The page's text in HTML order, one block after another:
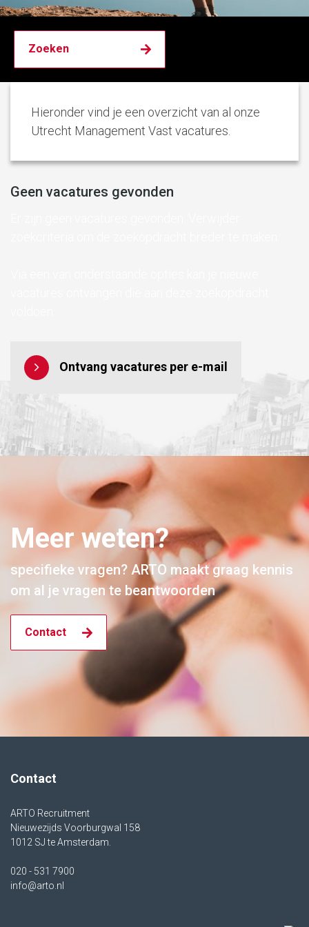
Hieronder vind je een overzicht van al onze
Utrecht Management Vast vacatures.
Geen vacatures gevonden
Ontvang vacatures per e-mail
Meer weten?
specifieke vragen? ARTO maakt graag kennis
om al je vragen te beantwoorden
Contact
Contact
ARTO Recruitment
Nieuwezijds Voorburgwal 158
1012 SJ te Amsterdam.
020 - 531 7900
info@arto.nl